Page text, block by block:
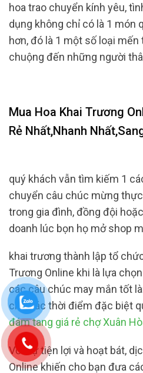
hoa trao chuyển kính yêu,
dụng không chỉ có là 1 món
hơn, đó là 1 một số loại
chuộng đến những người
Mua Hoa Khai Trương
Rẻ Nhất,Nhanh
quý khách vẫn tìm kiếm 1
chuyển câu chúc mừng
trong gia đình, đồng đội
doanh lúc bọn họ mở shop
khai trương thành lập tổ
Trương Online khi là lựa
các câu chúc may mắn tốt
cho các thời điểm đặc biệt
đám tang giá rẻ chợ Xuân
Với sự tiện lợi và hoạt bát,
Online khiến cho bạn đưa